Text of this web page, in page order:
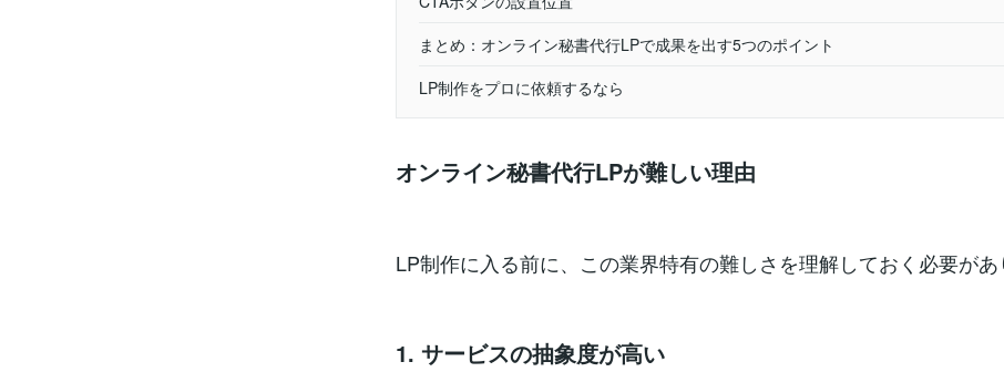
まとめ：オンライン秘書代行LPで成果を出す5つのポイント
LP制作をプロに依頼するなら
オンライン秘書代行LPが難しい理由
LP制作に入る前に、この業界特有の難しさを理解しておく必要があ
1. サービスの抽象度が高い